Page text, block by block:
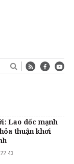
Lao dốc mạnh
thuận khơi